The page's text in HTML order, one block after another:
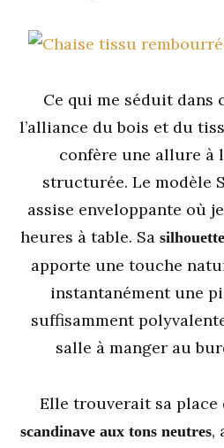
Ce qui me séduit dans
l’alliance du bois et du
confère une allure à
structurée. Le modèle
assise enveloppante où
heures à table. Sa
apporte une touche
instantanément une
suffisamment
salle à manger au
Elle trouverait sa
scandinave aux tons neutres,